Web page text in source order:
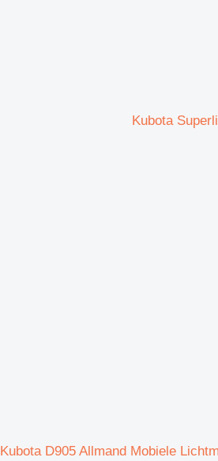
Kubota
Kubota D905 Allmand Mobiele